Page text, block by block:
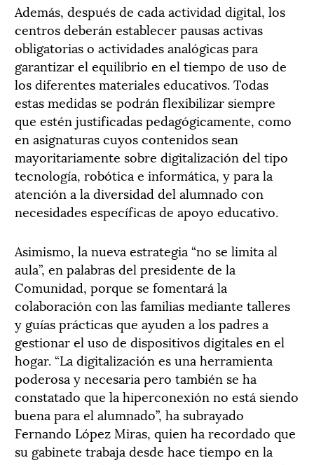
Además, después de cada actividad digital, los
centros deberán establecer pausas activas
obligatorias o actividades analógicas para
garantizar el equilibrio en el tiempo de uso de
los diferentes materiales educativos. Todas
estas medidas se podrán flexibilizar siempre
que estén justificadas pedagógicamente, como
en asignaturas cuyos contenidos sean
mayoritariamente sobre digitalización del tipo
tecnología, robótica e informática, y para la
atención a la diversidad del alumnado con
necesidades específicas de apoyo educativo.
Asimismo, la nueva estrategia “no se limita al
aula”, en palabras del presidente de la
Comunidad, porque se fomentará la
colaboración con las familias mediante talleres
y guías prácticas que ayuden a los padres a
gestionar el uso de dispositivos digitales en el
hogar. “La digitalización es una herramienta
poderosa y necesaria pero también se ha
constatado que la hiperconexión no está siendo
buena para el alumnado”, ha subrayado
Fernando López Miras, quien ha recordado que
su gabinete trabaja desde hace tiempo en la